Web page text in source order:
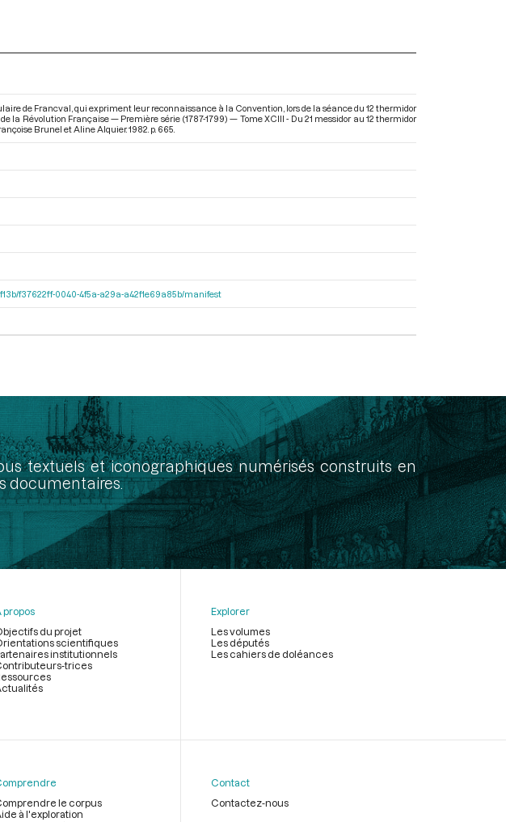
de Francval, qui expriment leur reconnaissance à la Convention, lors de la séance du 12 thermidor
la Révolution Française — Première série (1787-1799) — Tome XCIII - Du 21 messidor au 12 thermidor
Brunel et Aline Alquier. 1982. p. 665.
f37622ff-0040-4f5a-a29a-a42f1e69a85b/manifest
textuels et iconographiques numérisés construits en
documentaires.
propos
du projet
scientifiques
institutionnels
trices
Explorer
Les volumes
Les députés
Les cahiers de doléances
le corpus
à l'exploration
Contact
Contactez-nous